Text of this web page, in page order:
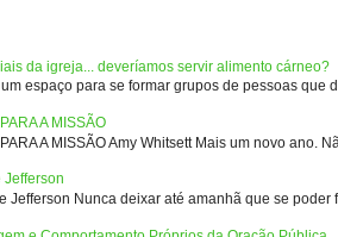
da igreja... deveríamos servir alimento cárneo?
espaço para se formar grupos de pessoas
A MISSÃO
A MISSÃO Amy Whitsett Mais um novo ano.
Jefferson
Jefferson Nunca deixar até amanhã que se